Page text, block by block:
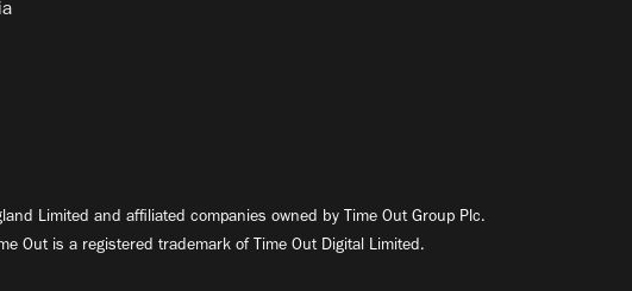
Limited and affiliated companies owned by Time Out Group Plc.
Out is a registered trademark of Time Out Digital Limited.